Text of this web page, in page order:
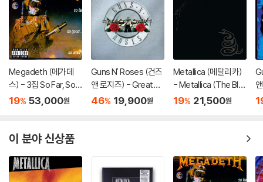
Megadeth (메가데
스) - 3집 So Far, So
Good, So What [LP]
19% 53,000원
Guns N' Roses (건즈
앤 로지즈) - Greates
t Hits: Their Biggest
46% 19,900원
Metallica (메탈리카)
- Metallica (The Bla
ck Album)
19% 21,500원
이 분야 신상품